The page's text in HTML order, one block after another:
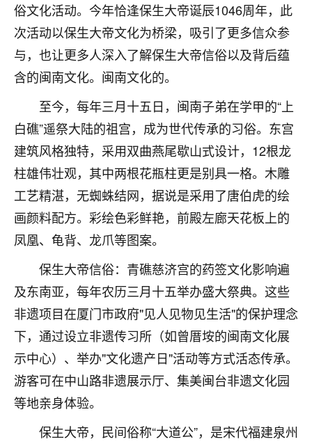
俗文化活动。今年恰逢保生大帝诞辰1046周年，此
次活动以保生大帝文化为桥梁，吸引了更多信众参
与，也让更多人深入了解保生大帝信俗以及背后蕴
含的闽南文化。闽南文化的。
至今，每年三月十五日，闽南子弟在学甲的“上
白礁”遥祭大陆的祖宫，成为世代传承的习俗。东宫
建筑风格独特，采用双曲燕尾歇山式设计，12根龙
柱雄伟壮观，其中两根花瓶柱更是别具一格。木雕
工艺精湛，无蜘蛛结网，据说是采用了唐伯虎的绘
画颜料配方。彩绘色彩鲜艳，前殿左廊天花板上的
凤凰、龟背、龙爪等图案。
保生大帝信俗：青礁慈济宫的药签文化影响遍
及东南亚，每年农历三月十五举办盛大祭典。这些
非遗项目在厦门市政府"见人见物见生活"的保护理念
下，通过设立非遗传习所（如曾厝垵的闽南文化展
示中心）、举办"文化遗产日"活动等方式活态传承。
游客可在中山路非遗展示厅、集美闽台非遗文化园
等地亲身体验。
保生大帝，民间俗称“大道公”，是宋代福建泉州
3小时前 来自河北 16
付深
我是公司人事调整，有升迁机会，但同时竞争的我们
三个，找老师的时候是抱着侥幸心理，没想到老师看
着我晋升有望，我半信半疑的按照老师建议，做了化
太岁还有一个发钱粮，本来年前的人事调整，拖到年
后，我以为都没戏了，结果开年一上班，开会提拔升
职第一个就是我，职务无所谓，主要是底薪加了
3000，非常开心，无论如何，感恩感谢！🙏🏻
鹿森 ：恭喜升职加薪！！，请客吗？�
32
心心相印
我身体不太好，总是病病殃殃的，去检查又没什么大
问题，反正就是不舒服。中医西医看遍了，找不到问
题，后来无意中看到有人推荐慧来老师，跟老师聊过
之后，心情豁然开朗，也听老师建议，处理了一些因
果问题。今年以来，身体比以前好多，主要是心情好
了，老师说境随心转，现在深有体会了。
鹿森 ：是的，其实跟老师聊过之后，最大的感
触，首先就是心态会变好，万般皆是命，半点
不由人！